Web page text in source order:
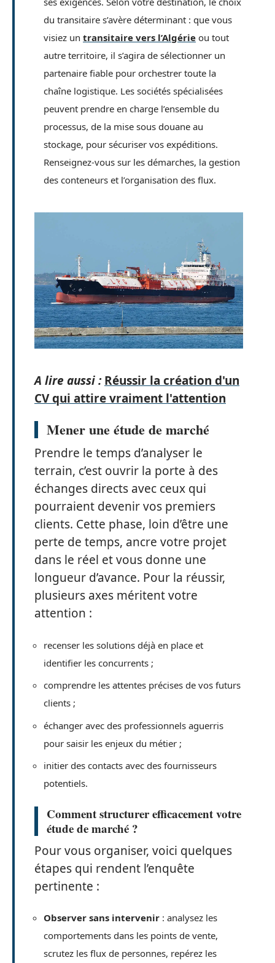
du transitaire s’avère déterminant : que vous
visiez un transitaire vers l’Algérie ou tout
autre territoire, il s’agira de sélectionner un
partenaire fiable pour orchestrer toute la
chaîne logistique. Les sociétés spécialisées
peuvent prendre en charge l’ensemble du
processus, de la mise sous douane au
stockage, pour sécuriser vos expéditions.
Renseignez-vous sur les démarches, la gestion
des conteneurs et l’organisation des flux.
A lire aussi : Réussir la création d'un
CV qui attire vraiment l'attention
Mener une étude de marché
Prendre le temps d’analyser le
terrain, c’est ouvrir la porte à des
échanges directs avec ceux qui
pourraient devenir vos premiers
clients. Cette phase, loin d’être une
perte de temps, ancre votre projet
dans le réel et vous donne une
longueur d’avance. Pour la réussir,
plusieurs axes méritent votre
attention :
recenser les solutions déjà en place et
identifier les concurrents ;
comprendre les attentes précises de vos futurs
clients ;
échanger avec des professionnels aguerris
pour saisir les enjeux du métier ;
initier des contacts avec des fournisseurs
potentiels.
Comment structurer efficacement votre
étude de marché ?
Pour vous organiser, voici quelques
étapes qui rendent l’enquête
pertinente :
Observer sans intervenir : analysez les
comportements dans les points de vente,
scrutez les flux de personnes, repérez les